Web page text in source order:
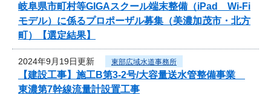
岐阜県市町村等GIGAスクール端末整備（iPad Wi-Fi
モデル）に係るプロポーザル募集（美濃加茂市・北方
町）【選定結果】
2024年9月19日更新 東部広域水道事務所
【建設工事】施工B第3-2号/大容量送水管整備事業
東濃第7幹線流量計設置工事